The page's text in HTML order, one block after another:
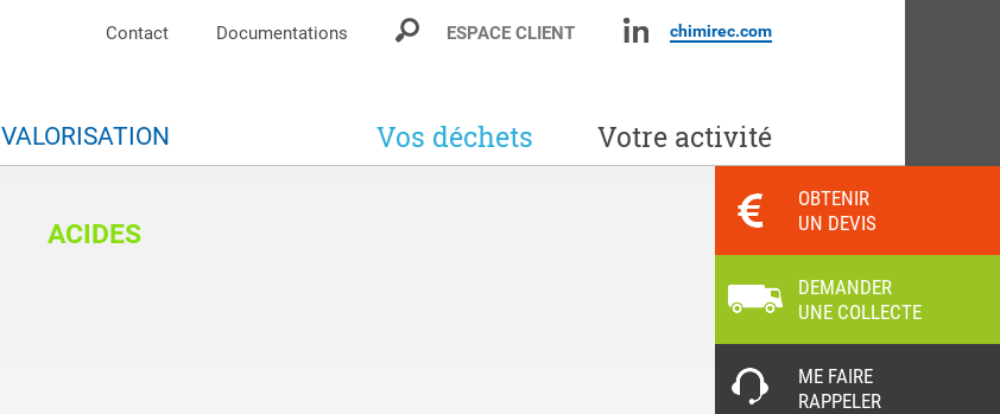
ACIDES
Contact Documentations ESPACE CLIENT chimirec.com
VALORISATION Vos déchets Votre activité
OBTENIR
UN DEVIS
DEMANDER
UNE COLLECTE
ME FAIRE
RAPPELER